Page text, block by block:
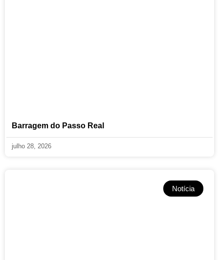
Barragem do Passo Real
julho 28, 2026
Notícia